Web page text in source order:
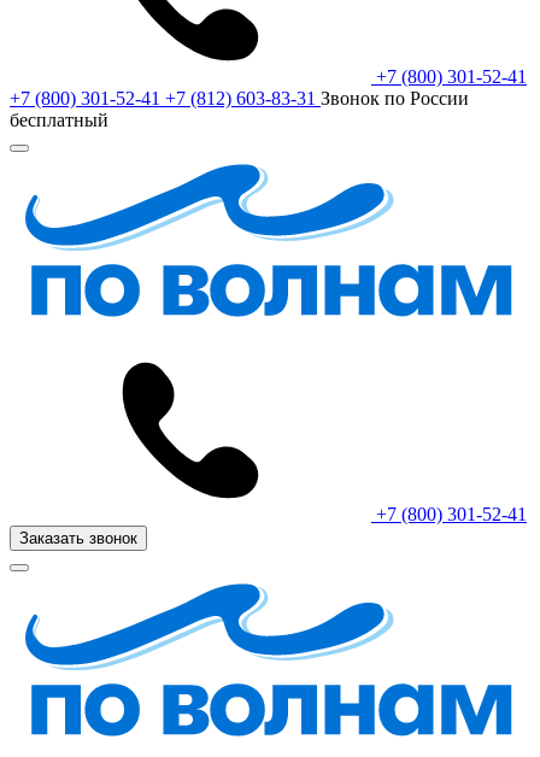
+7 (800) 301-52-41
+7 (800) 301-52-41 +7 (812) 603-83-31 Звонок по России
бесплатный
+7 (800) 301-52-41
Заказать звонок